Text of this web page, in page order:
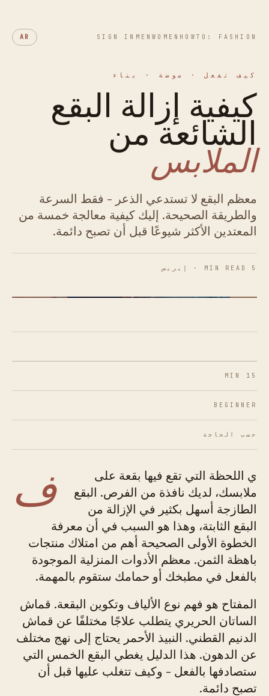
HOWTO: FASHION
WOMEN
MEN
SIGN IN
AR
كيف تفعل · موضة · بناء
كيفية إزالة البقع
الشائعة من
الملابس
معظم البقع لا تستدعي الذعر - فقط السرعة
والطريقة الصحيحة. إليك كيفية معالجة خمسة من
المعتدين الأكثر شيوعًا قبل أن تصبح دائمة.
5 MIN READ · إيريس
15 MIN
BEGINNER
حسب الحاجة
ف
ي اللحظة التي تقع فيها بقعة على
ملابسك، لديك نافذة من الفرص. البقع
الطازجة أسهل بكثير في الإزالة من
البقع الثابتة، وهذا هو السبب في أن معرفة
الخطوة الأولى الصحيحة أهم من امتلاك منتجات
باهظة الثمن. معظم الأدوات المنزلية الموجودة
بالفعل في مطبخك أو حمامك ستقوم بالمهمة.
المفتاح هو فهم نوع الألياف وتكوين البقعة. قماش
الساتان الحريري يتطلب علاجًا مختلفًا عن قماش
الدنيم القطني. النبيذ الأحمر يحتاج إلى نهج مختلف
عن الدهون. هذا الدليل يغطي البقع الخمس التي
ستصادفها بالفعل - وكيف تتغلب عليها قبل أن
تصبح دائمة.